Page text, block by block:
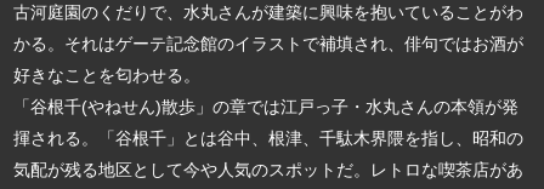
古河庭園のくだりで、水丸さんが建築に興味を抱いていることがわ
かる。それはゲーテ記念館のイラストで補填され、俳句ではお酒が
好きなことを匂わせる。
「谷根千(やねせん)散歩」の章では江戸っ子・水丸さんの本領が発
揮される。「谷根千」とは谷中、根津、千駄木界隈を指し、昭和の
気配が残る地区として今や人気のスポットだ。レトロな喫茶店があ